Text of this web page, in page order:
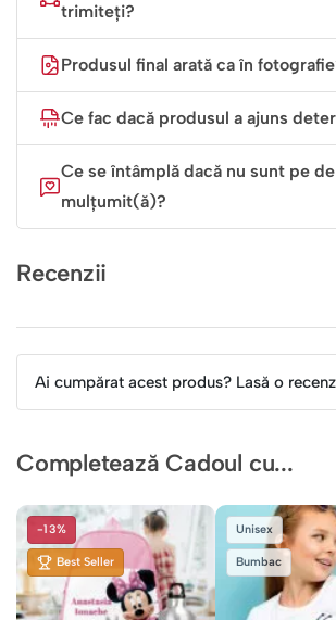
trimiteți?
Produsul final arată ca în
Ce fac dacă produsul a ajuns
Ce se întâmplă dacă nu sunt pe
mulțumit(ă)?
Recenzii
Ai cumpărat acest produs? Lasă o
Completează Cadoul cu...
-13%
Best Seller
Unisex
Bumbac